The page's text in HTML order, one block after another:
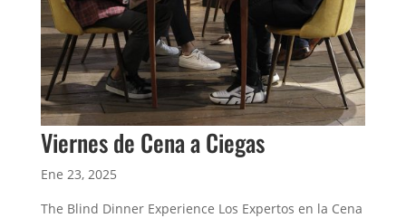
Viernes de Cena a Ciegas
Ene 23, 2025
The Blind Dinner Experience Los Expertos en la Cena